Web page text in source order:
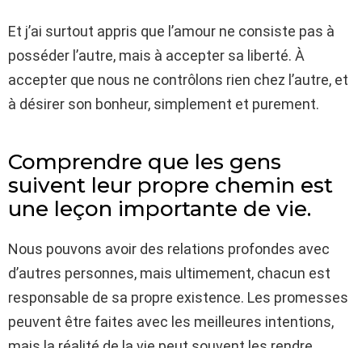
Et j’ai surtout appris que l’amour ne consiste pas à
posséder l’autre, mais à accepter sa liberté. À
accepter que nous ne contrôlons rien chez l’autre, et
à désirer son bonheur, simplement et purement.
Comprendre que les gens
suivent leur propre chemin est
une leçon importante de vie.
Nous pouvons avoir des relations profondes avec
d’autres personnes, mais ultimement, chacun est
responsable de sa propre existence. Les promesses
peuvent être faites avec les meilleures intentions,